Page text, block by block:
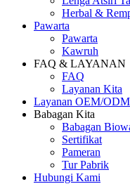
Herbal &
Pawarta
Pawarta
Kawruh
FAQ & LAYANAN
FAQ
Layanan Kita
Layanan OEM/ODM
Babagan Kita
Babagan
Sertifikat
Pameran
Tur Pabrik
Hubungi Kami